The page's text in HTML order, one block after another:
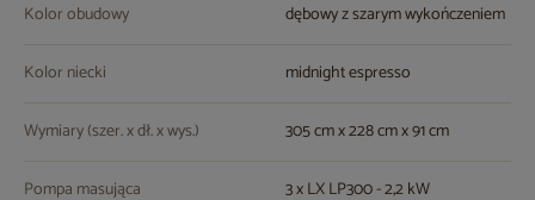
Kolor obudowy dębowy z szarym wykończeniem
Kolor niecki midnight espresso
Wymiary (szer. x dł. x wys.) 305 cm x 228 cm x 91 cm
Pompa masująca 3 x LX LP300 - 2,2 kW